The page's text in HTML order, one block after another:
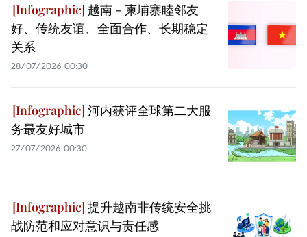
越南－柬埔寨睦邻友
好、传统友谊、全面合作、长期稳定
关系
28/07/2026 00:30
河内获评全球第二大服
务最友好城市
27/07/2026 00:30
提升越南非传统安全挑
战防范和应对意识与责任感